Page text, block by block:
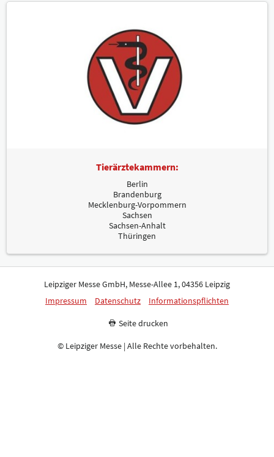
Tierärztekammern:
Berlin
Brandenburg
Mecklenburg-Vorpommern
Sachsen
Sachsen-Anhalt
Thüringen
Leipziger Messe GmbH, Messe-Allee 1, 04356 Leipzig
Impressum
Datenschutz Informationspflichten
Seite drucken
© Leipziger Messe | Alle Rechte vorbehalten.